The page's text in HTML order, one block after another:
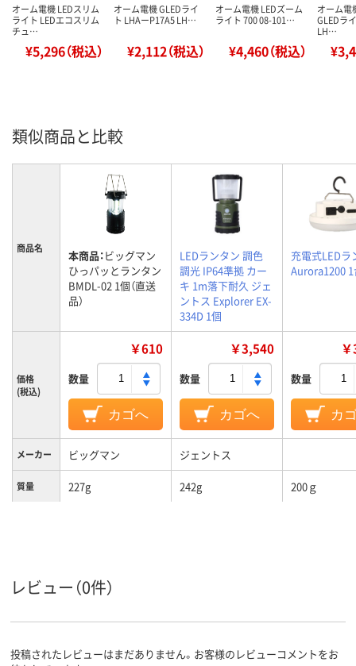
オーム電機 LEDスリム
ライト LEDエコスリム
チュ…
¥5,296（税込）
オーム電機 GLEDライ
ト LHAーP17A5 LH…
¥2,112（税込）
オーム電機 LEDズーム
ライト 700 08-101…
¥4,460（税込）
オーム電
GLEDラ
LH…
類似商品と比較
商品名 本商品：ビッグマン
ひっパッとランタン
BMDL-02 1個（直送
品）
LEDランタン 調色
調光 IP64準拠 カー
キ 1m落下耐久 ジェ
ントス Explorer EX-
334D 1個
充電式LEDラ
Aurora1200
価格
(税込)
￥610
数量
カゴへ
￥3,540
数量
カゴへ
数量
カ
メーカー ビッグマン ジェントス
質量 227g 242g 200ｇ
レビュー（0件）
投稿されたレビューはまだありません。お客様のレビューコメントをお